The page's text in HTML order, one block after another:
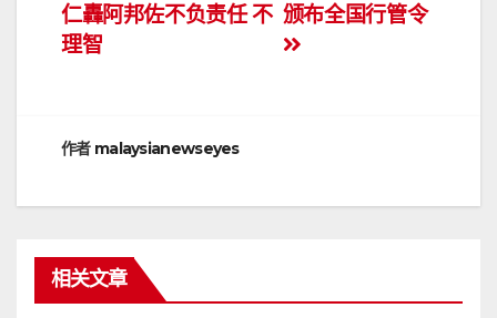
章
导
颁布全国行管令
仁轟阿邦佐不负责任 不
理智
作者 malaysianewseyes
相关文章